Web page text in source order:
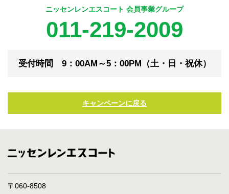
ニッセンレンエスコート 会員事業グループ
011-219-2009
受付時間 9：00AM～5：00PM（土・日・祝休）
キャンペーンに戻る
〒060-8508